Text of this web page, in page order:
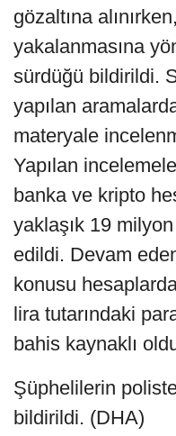
gözaltına
yakalanmasına
sürdüğü bildirildi.
yapılan
materyale
Yapılan
banka ve kripto
yaklaşık 19
edildi. Devam
konusu
lira tutarındaki
bahis kaynaklı
Şüphelilerin
bildirildi. (DHA)